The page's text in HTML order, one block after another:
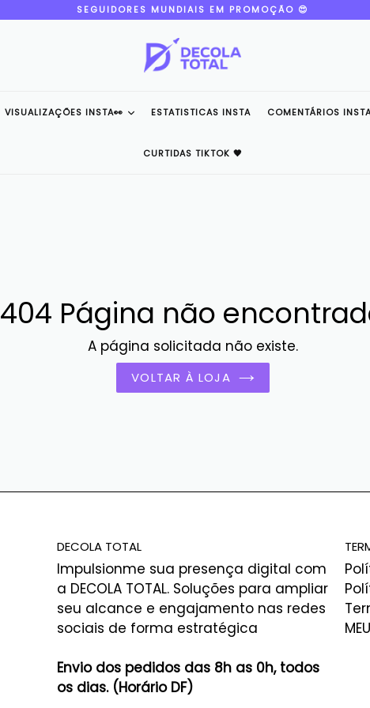
SEGUIDORES MUNDIAIS EM PROMOÇÃO 😍
VISUALIZAÇÕES INSTA👀 ESTATISTICAS INSTA COMENTÁRIOS
CURTIDAS TIKTOK 🖤
404 Página não
A página solicitada não existe.
VOLTAR À LOJA
DECOLA TOTAL
Impulsionme sua presença digital com
a DECOLA TOTAL. Soluções para ampliar
seu alcance e engajamento nas redes
sociais de forma estratégica
Envio dos pedidos das 8h as 0h, todos
os dias. (Horário DF)